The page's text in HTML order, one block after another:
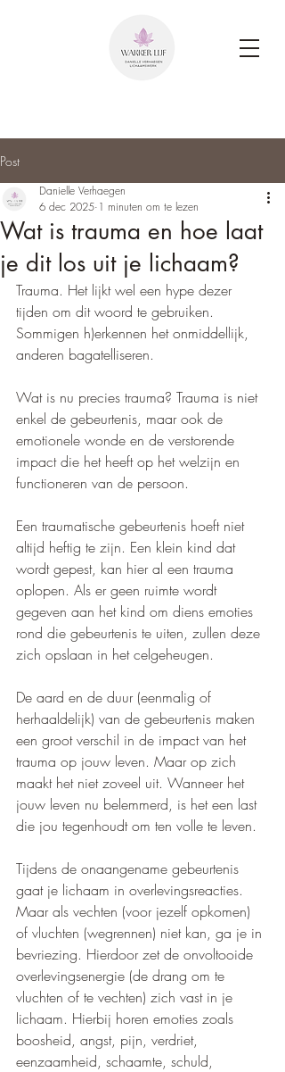
Post
Wat is trauma en hoe laat
je dit los uit je lichaam?
Danielle Verhaegen
6 dec 2025 1 minuten om te lezen
Trauma. Het lijkt wel een hype dezer
tijden om dit woord te gebruiken.
Sommigen h)erkennen het onmiddellijk,
anderen bagatelliseren.
Wat is nu precies trauma? Trauma is niet
enkel de gebeurtenis, maar ook de
emotionele wonde en de verstorende
impact die het heeft op het welzijn en
functioneren van de persoon.
Een traumatische gebeurtenis hoeft niet
altijd heftig te zijn. Een klein kind dat
wordt gepest, kan hier al een trauma
oplopen. Als er geen ruimte wordt
gegeven aan het kind om diens emoties
rond die gebeurtenis te uiten, zullen deze
zich opslaan in het celgeheugen.
De aard en de duur (eenmalig of
herhaaldelijk) van de gebeurtenis maken
een groot verschil in de impact van het
trauma op jouw leven. Maar op zich
maakt het niet zoveel uit. Wanneer het
jouw leven nu belemmerd, is het een last
die jou tegenhoudt om ten volle te leven.
Tijdens de onaangename gebeurtenis
gaat je lichaam in overlevingsreacties.
Maar als vechten (voor jezelf opkomen)
of vluchten (wegrennen) niet kan, ga je in
bevriezing. Hierdoor zet de onvoltooide
overlevingsenergie (de drang om te
vluchten of te vechten) zich vast in je
lichaam. Hierbij horen emoties zoals
boosheid, angst, pijn, verdriet,
eenzaamheid, schaamte, schuld,